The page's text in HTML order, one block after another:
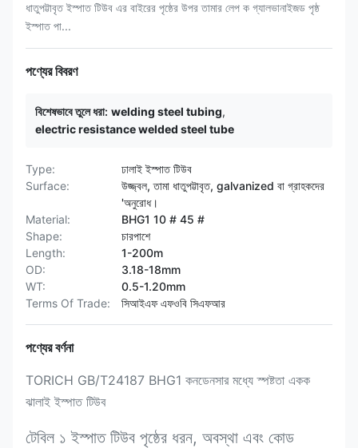
ধাতুপট্টাবৃত ইস্পাত টিউব এর বাইরের পৃষ্ঠের উপর তামার লেপ ক গ্যালভানাইজড পৃষ্ঠ
ইস্পাত পা...
পণ্যের বিবরণ
বিশেষভাবে তুলে ধরা: welding steel tubing,
electric resistance welded steel tube
Type:
ঢালাই ইস্পাত টিউব
Surface:
উজ্জ্বল, তামা ধাতুপট্টাবৃত, galvanized বা গ্রাহকদের
'অনুরোধ।
Material:
BHG1 10 # 45 #
Shape:
চারপাশে
Length:
1-200m
OD:
3.18-18mm
WT:
0.5-1.20mm
Terms Of Trade:
সিআইএফ এফওবি সিএফআর
পণ্যের বর্ণনা
TORICH GB/T24187 BHG1 কনডেনসার মধ্যে স্পষ্টতা একক
ঝালাই ইস্পাত টিউব
টেবিল ১ ইস্পাত টিউব পৃষ্ঠের ধরন, অবস্থা এবং কোড